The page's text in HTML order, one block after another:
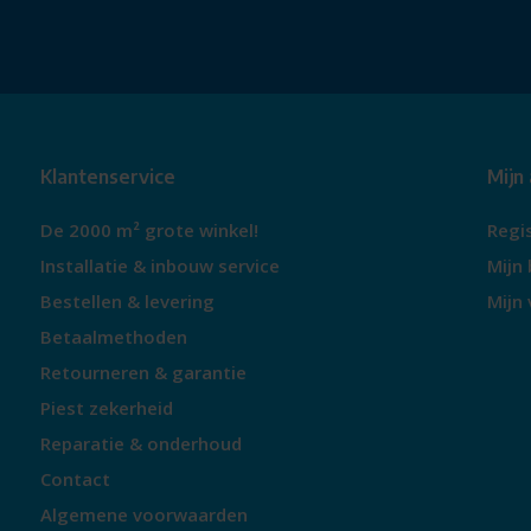
Klantenservice
De 2000 m² grote winkel!
Installatie & inbouw service
Bestellen & levering
Betaalmethoden
Retourneren & garantie
Piest zekerheid
Reparatie & onderhoud
Contact
Algemene voorwaarden
Mijn
Mijn
Mijn